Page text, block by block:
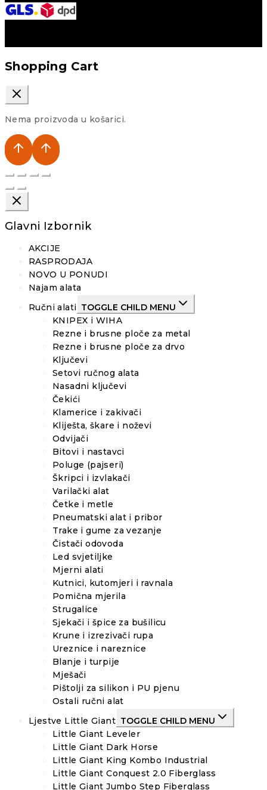
Shopping Cart
Nema proizvoda u košarici.
Glavni Izbornik
AKCIJE
RASPRODAJA
NOVO U PONUDI
Najam alata
Ručni alati TOGGLE CHILD MENU
KNIPEX i WIHA
Rezne i brusne ploče za metal
Rezne i brusne ploče za drvo
Ključevi
Setovi ručnog alata
Nasadni ključevi
Čekići
Klamerice i zakivači
Kliješta, škare i noževi
Odvijači
Bitovi i nastavci
Poluge (pajseri)
Škripci i izvlakači
Varilački alat
Četke i metle
Pneumatski alat i pribor
Trake i gume za vezanje
Čistači odovoda
Led svjetiljke
Mjerni alati
Kutnici, kutomjeri i ravnala
Pomična mjerila
Strugalice
Sjekači i špice za bušilicu
Krune i izrezivači rupa
Ureznice i nareznice
Blanje i turpije
Mješači
Pištolji za silikon i PU pjenu
Ostali ručni alat
Ljestve Little Giant TOGGLE CHILD MENU
Little Giant Leveler
Little Giant Dark Horse
Little Giant King Kombo Industrial
Little Giant Conquest 2.0 Fiberglass
Little Giant Jumbo Step Fiberglass